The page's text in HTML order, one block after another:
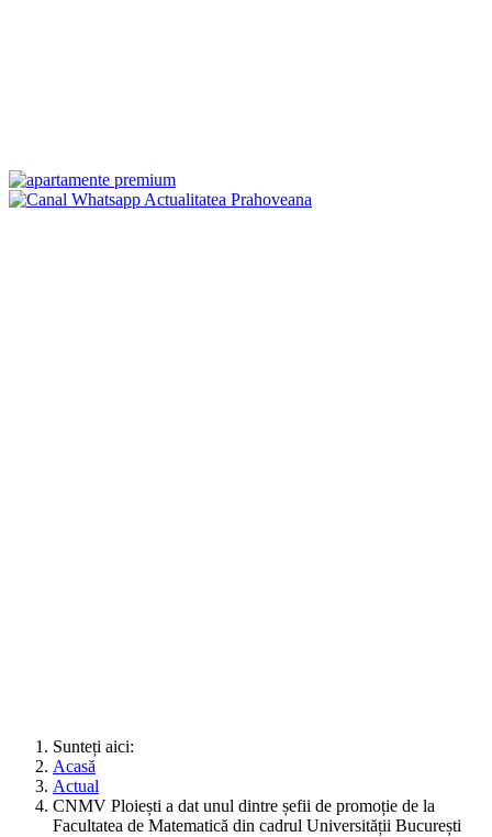
Sunteți aici:
Acasă
Actual
CNMV Ploiești a dat unul dintre șefii de promoție de la
Facultatea de Matematică din cadrul Universității București